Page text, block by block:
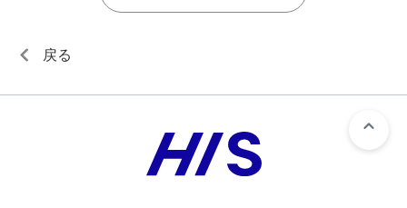
戻る